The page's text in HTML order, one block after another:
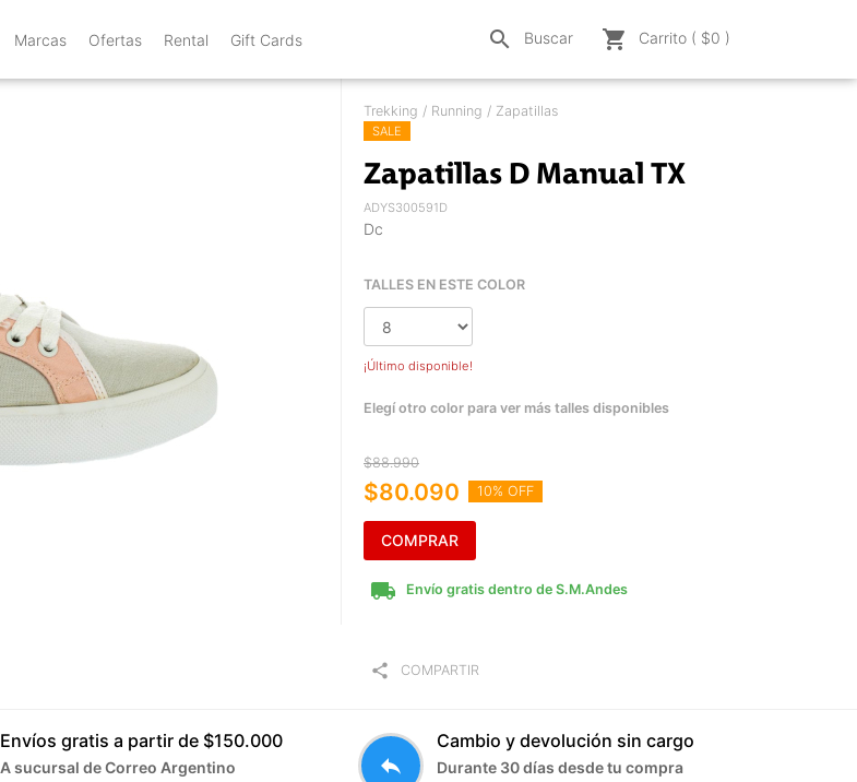
Marcas Ofertas Rental Gift Cards search Buscar shopping_cart Carrito ( $0 )
Trekking / Running / Zapatillas
SALE
Zapatillas D Manual TX
ADYS300591D
Dc
TALLES EN ESTE COLOR
¡Último disponible!
Elegí otro color para ver más talles disponibles
$88.990
$80.090 10% OFF
COMPRAR
local_shipping Envío gratis dentro de S.M.Andes
share COMPARTIR
Envíos gratis a partir de $150.000
A sucursal de Correo Argentino reply
Cambio y devolución sin cargo
Durante 30 días desde tu compra